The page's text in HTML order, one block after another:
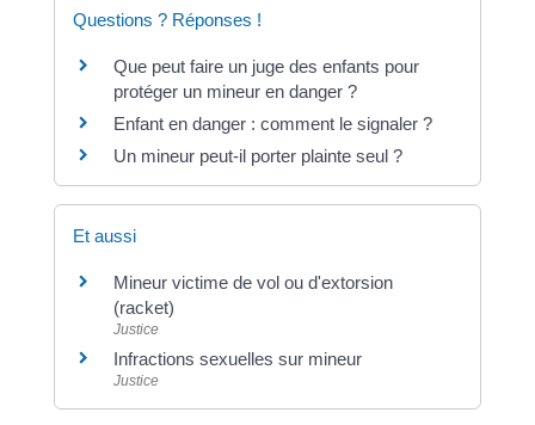
Questions ? Réponses !
Que peut faire un juge des enfants pour
protéger un mineur en danger ?
Enfant en danger : comment le signaler ?
Un mineur peut-il porter plainte seul ?
Et aussi
Mineur victime de vol ou d'extorsion
(racket)
Justice
Infractions sexuelles sur mineur
Justice